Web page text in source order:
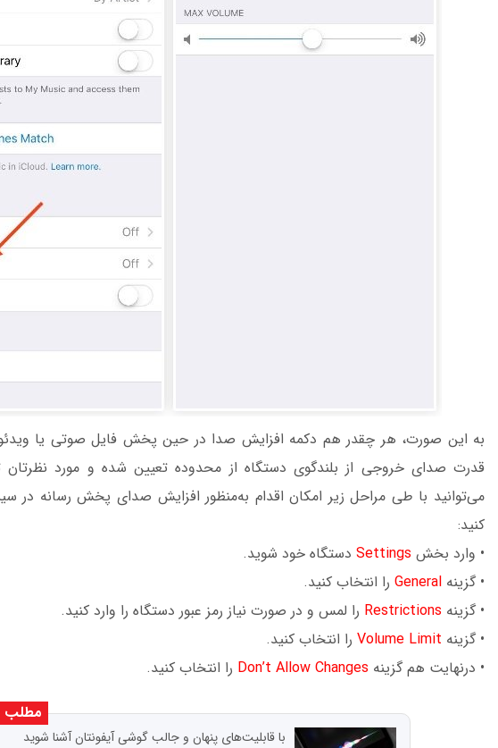
به این صورت، هر چقدر هم دکمه افزایش صدا در حین پخش فایل صوتی یا
قدرت صدای خروجی از بلندگوی دستگاه از محدوده تعیین شده و مورد
کنید:
• وارد بخش Settings دستگاه خود شوید.
• گزینه General را انتخاب کنید.
• گزینه Restrictions را لمس و در صورت نیاز رمز عبور دستگاه را وارد کنید.
• گزینه Volume Limit را انتخاب کنید.
• درنهایت هم گزینه Don’t Allow Changes را انتخاب کنید.
مطلب
با قابلیت‌های پنهان و جالب گوشی آیفونتان آشنا شوید